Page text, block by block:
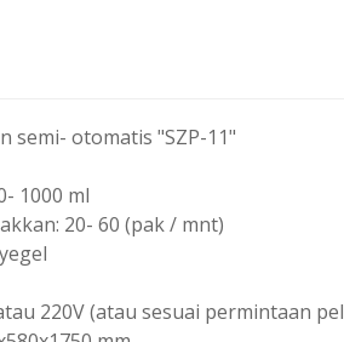
semi- otomatis "SZP-11"
1000 ml
20- 60 (pak / mnt)
220V (atau sesuai permintaan